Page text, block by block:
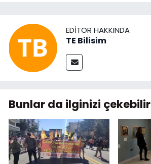
EDITÖR HAKKINDA
TE Bilisim
Bunlar da ilginizi çekebilir